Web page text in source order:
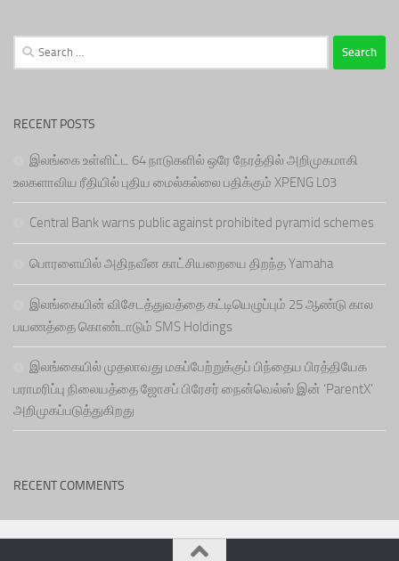
Search
for:
RECENT POSTS
இலங்கை உள்ளிட்ட 64 நாடுகளில் ஒரே நேரத்தில் அறிமுகமாகி
உலகளாவிய ரீதியில் புதிய மைல்கல்லை பதிக்கும் XPENG L03
Central Bank warns public against prohibited pyramid schemes
பொரளையில் அதிநவீன காட்சியறையை திறந்த Yamaha
இலங்கையின் விசேடத்துவத்தை கட்டியெழுப்பும் 25 ஆண்டு கால
பயணத்தை கொண்டாடும் SMS Holdings
இலங்கையில் முதலாவது மகப்பேற்றுக்குப் பிந்தைய பிரத்தியேக
பராமரிப்பு நிலையத்தை ஜோசப் பிரேசர் நைன்வெல்ஸ் இன் ‘ParentX’
அறிமுகப்படுத்துகிறது
RECENT COMMENTS